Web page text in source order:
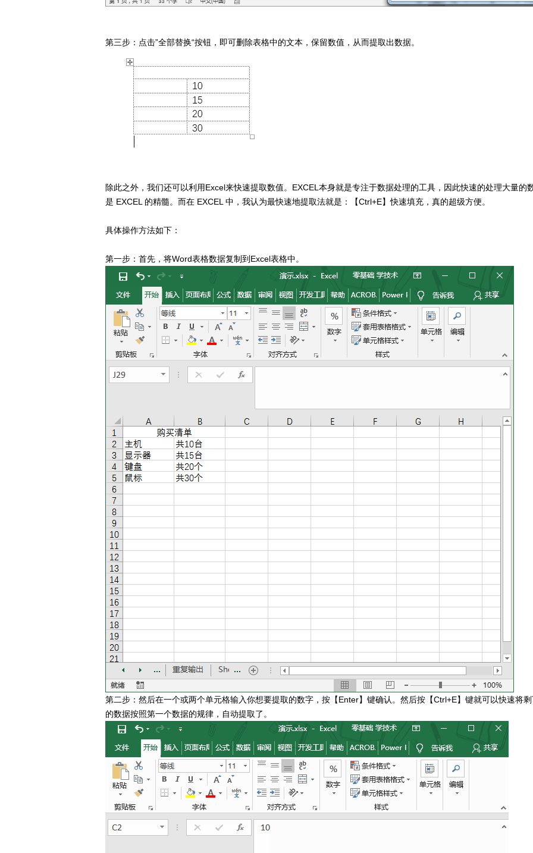
第三步：点击”全部替换“按钮，即可删除表格中的文本，保留数值，从而提取出数据。
除此之外，我们还可以利用Excel来快速提取数值。EXCEL本身就是专注于数据处理的工具，因此快速的处理大量的
是 EXCEL 的精髓。而在 EXCEL 中，我认为最快速地提取法就是：【Ctrl+E】快速填充，真的超级方便。
具体操作方法如下：
第一步：首先，将Word表格数据复制到Excel表格中。
第二步：然后在一个或两个单元格输入你想要提取的数字，按【Enter】键确认。然后按【Ctrl+E】键就可以快速将
的数据按照第一个数据的规律，自动提取了。